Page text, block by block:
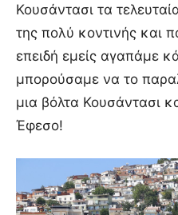
Κουσάντασι τα
της πολύ κοντινής και
επειδή εμείς αγαπάμε
μπορούσαμε να το
μια βόλτα Κουσάντασι
Έφεσο!